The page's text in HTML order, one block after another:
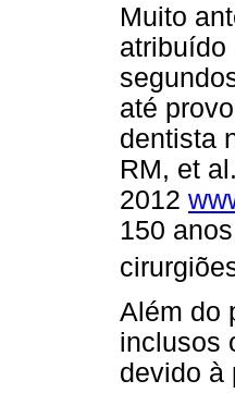
Muito
atribuído
até
dentista
RM, et
2012
150
Além do
inclusos
devido à